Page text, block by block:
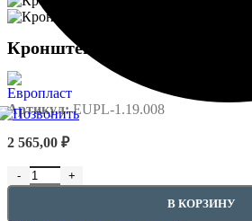
Кронштейн 11.19.008
Артикул:EUPL-1.19.008
2 565,00 ₽
Количество товара Кронштейн 11.19.008
В КОРЗИНУ